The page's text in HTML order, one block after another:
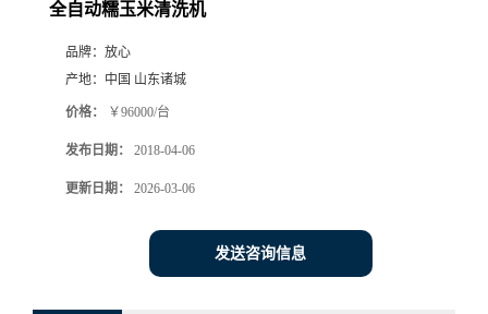
全自动糯玉米清洗机
品牌： 放心
产地： 中国 山东诸城
价格： ￥96000/台
发布日期： 2018-04-06
更新日期： 2026-03-06
发送咨询信息